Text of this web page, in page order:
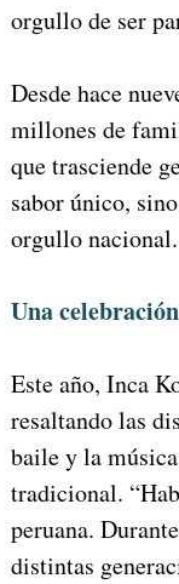
orgullo de ser
Desde hace
millones de
que trasciende
sabor único,
orgullo nacional.
Una
Este año, Inca
resaltando las
baile y la
tradicional.
peruana.
distintas